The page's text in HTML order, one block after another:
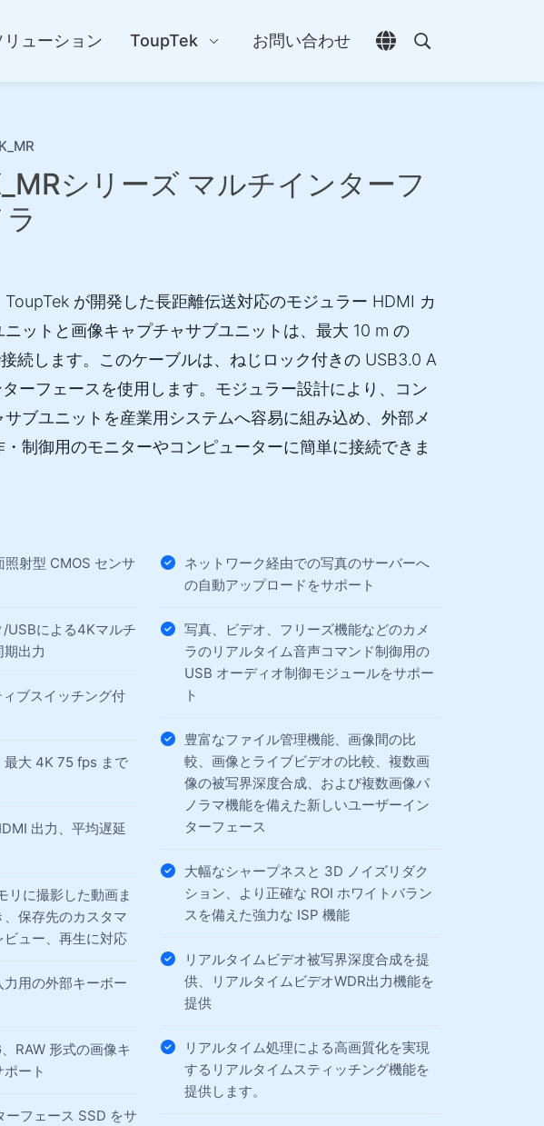
リューション ToupTek お問い合わせ
言語選択を開く
検索を開く
シリーズ マルチインターフ
が開発した長距離伝送対応のモジュラー HDMI カ
ニットと画像キャプチャサブユニットは、最大 10 m の
続します。このケーブルは、ねじロック付きの USB3.0 A
ーフェースを使用します。モジュラー設計により、コン
ブユニットを産業用システムへ容易に組み込め、外部メ
制御用のモニターやコンピューターに簡単に接続できま
射型 CMOS センサ
USBによる4Kマルチ
出力
ブスイッチング付
最大 4K 75 fps まで
出力、平均遅延
リに撮影した動画ま
保存先のカスタマ
ュー、再生に対応
用の外部キーボー
RAW 形式の画像キ
ート
フェース SSD をサ
ネットワーク経由での写真のサーバーへ
の自動アップロードをサポート
写真、ビデオ、フリーズ機能などのカメ
ラのリアルタイム音声コマンド制御用の
USB オーディオ制御モジュールをサポー
ト
豊富なファイル管理機能、画像間の比
較、画像とライブビデオの比較、複数画
像の被写界深度合成、および複数画像パ
ノラマ機能を備えた新しいユーザーイン
ターフェース
大幅なシャープネスと 3D ノイズリダク
ション、より正確な ROI ホワイトバラン
スを備えた強力な ISP 機能
リアルタイムビデオ被写界深度合成を提
供、リアルタイムビデオWDR出力機能を
提供
リアルタイム処理による高画質化を実現
するリアルタイムスティッチング機能を
提供します。